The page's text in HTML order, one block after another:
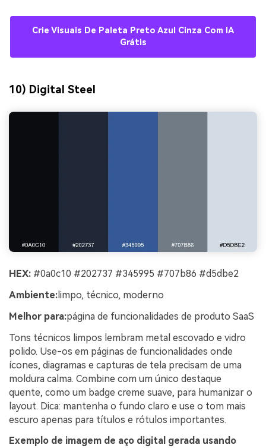
Crie Visuais De Paleta Preto Azul Cinza Com IA
Grátis
10) Digital Steel
HEX: #0a0c10 #202737 #345995 #707b86 #d5dbe2
Ambiente: limpo, técnico, moderno
Melhor para:página de funcionalidades de produto SaaS
Tons técnicos limpos lembram metal escovado e vidro
polido. Use-os em páginas de funcionalidades onde
ícones, diagramas e capturas de tela precisam de uma
moldura calma. Combine com um único destaque
quente, como um badge creme suave, para humanizar o
layout. Dica: mantenha o fundo claro e use o tom mais
escuro apenas para títulos e rótulos importantes.
Exemplo de imagem de aço digital gerada usando